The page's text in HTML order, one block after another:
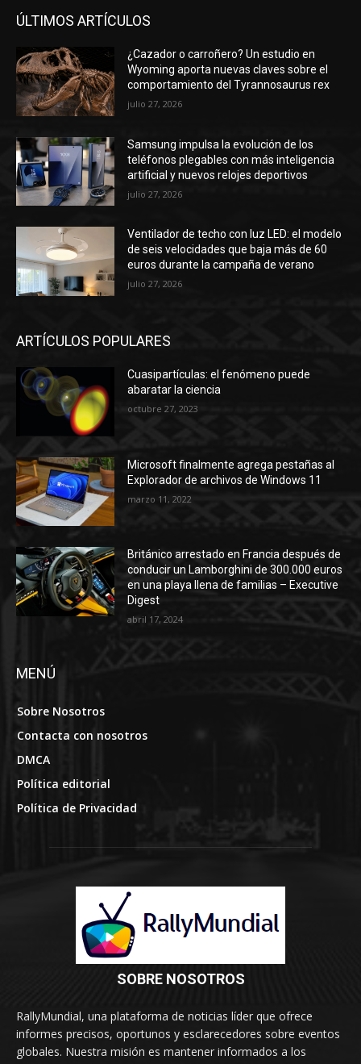
ÚLTIMOS ARTÍCULOS
¿Cazador o carroñero? Un estudio en
Wyoming aporta nuevas claves sobre el
comportamiento del Tyrannosaurus rex
julio 27, 2026
Samsung impulsa la evolución de los
teléfonos plegables con más inteligencia
artificial y nuevos relojes deportivos
julio 27, 2026
Ventilador de techo con luz LED: el modelo
de seis velocidades que baja más de 60
euros durante la campaña de verano
julio 27, 2026
ARTÍCULOS POPULARES
Cuasipartículas: el fenómeno puede
abaratar la ciencia
octubre 27, 2023
Microsoft finalmente agrega pestañas al
Explorador de archivos de Windows 11
marzo 11, 2022
Británico arrestado en Francia después de
conducir un Lamborghini de 300.000 euros
en una playa llena de familias – Executive
Digest
abril 17, 2024
MENÚ
Sobre Nosotros
Contacta con nosotros
DMCA
Política editorial
Política de Privacidad
SOBRE NOSOTROS
RallyMundial, una plataforma de noticias líder que ofrece
informes precisos, oportunos y esclarecedores sobre eventos
globales. Nuestra misión es mantener informados a los